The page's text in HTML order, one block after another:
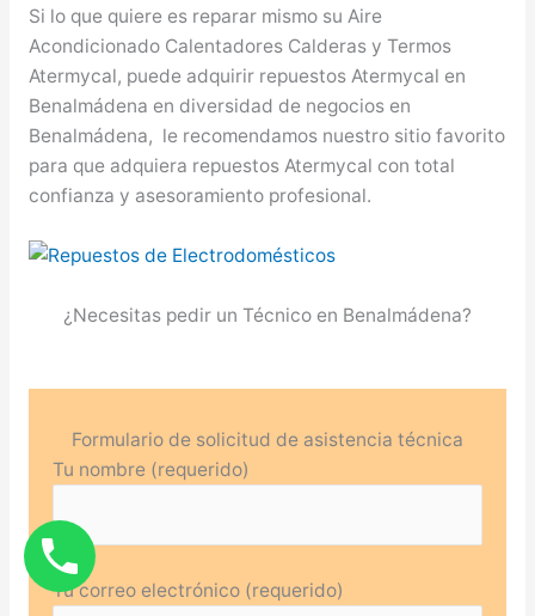
Si lo que quiere es reparar mismo su Aire
Acondicionado Calentadores Calderas y Termos
Atermycal, puede adquirir repuestos Atermycal en
Benalmádena en diversidad de negocios en
Benalmádena, le recomendamos nuestro sitio favorito
para que adquiera repuestos Atermycal con total
confianza y asesoramiento profesional.
¿Necesitas pedir un Técnico en Benalmádena?
Formulario de solicitud de asistencia técnica
Tu nombre (requerido)
Tu correo electrónico (requerido)